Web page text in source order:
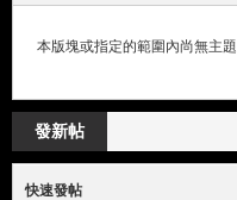
都
本版塊或指定的範圍內尚無主題
發新帖
快速發帖